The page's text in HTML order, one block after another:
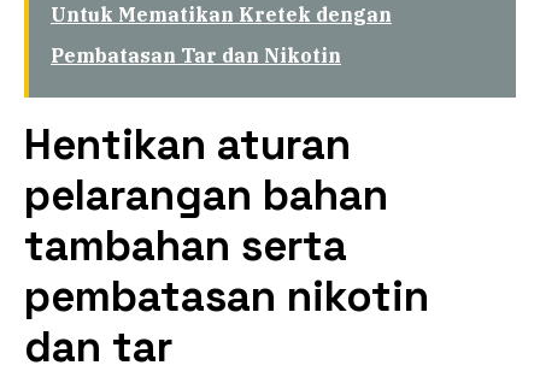
Untuk Mematikan Kretek dengan
Pembatasan Tar dan Nikotin
Hentikan aturan
pelarangan bahan
tambahan serta
pembatasan nikotin
dan tar